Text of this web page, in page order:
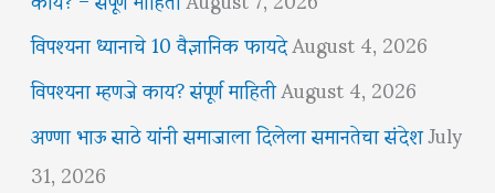
विपश्यना ध्यानाचे 10 वैज्ञानिक फायदेAugust 4, 2026
विपश्यना म्हणजे काय? संपूर्ण माहितीAugust 4, 2026
अण्णा भाऊ साठे यांनी समाजाला दिलेला समानतेचा संदेशJuly
31, 2026